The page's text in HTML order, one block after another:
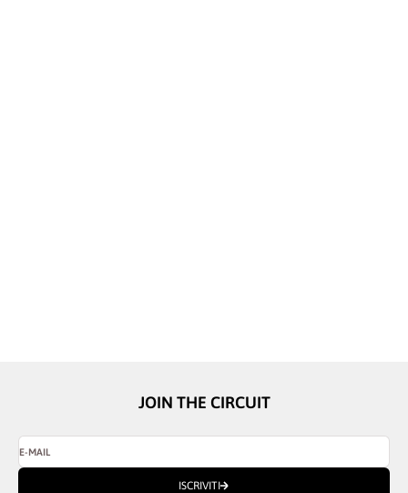
JOIN THE CIRCUIT
E-MAIL
ISCRIVITI